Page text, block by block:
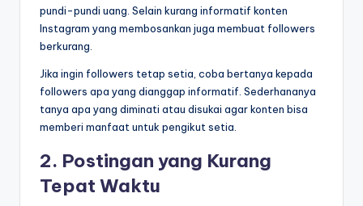
pundi-pundi uang. Selain kurang informatif konten
Instagram yang membosankan juga membuat followers
berkurang.
Jika ingin followers tetap setia, coba bertanya kepada
followers apa yang dianggap informatif. Sederhananya
tanya apa yang diminati atau disukai agar konten bisa
memberi manfaat untuk pengikut setia.
2. Postingan yang Kurang
Tepat Waktu